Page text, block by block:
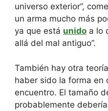
universo exterior”,
un arma mucho más
ya que está unido a lo
allá del mal antiguo”.
También hay otra
haber sido la forma en
encuentro. El tamaño
probablemente